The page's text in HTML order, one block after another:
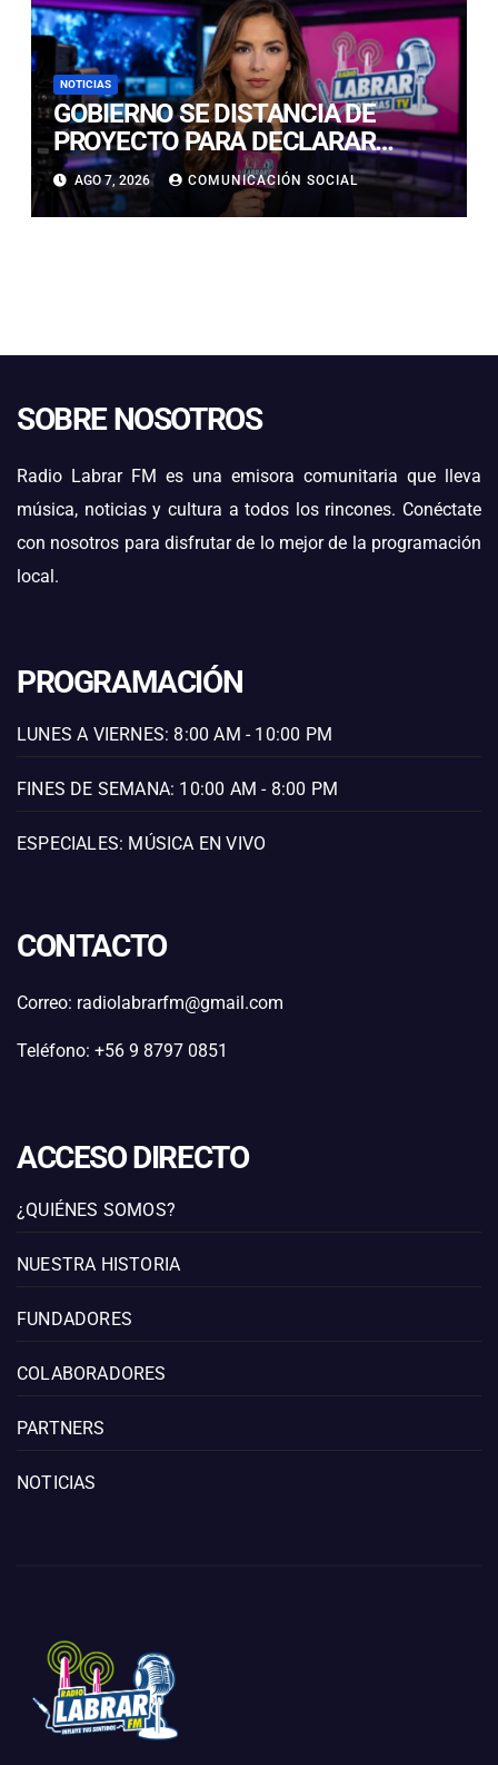
NOTICIAS
GOBIERNO SE DISTANCIA DE
PROYECTO PARA DECLARAR
FERIADO EL 17 DE SEPTIEMBRE:
“NO ES NECESARIO INNOVAR”
AGO 7, 2026 COMUNICACIÓN SOCIAL
SOBRE NOSOTROS
Radio Labrar FM es una emisora comunitaria que lleva
música, noticias y cultura a todos los rincones. Conéctate
con nosotros para disfrutar de lo mejor de la programación
local.
PROGRAMACIÓN
LUNES A VIERNES: 8:00 AM - 10:00 PM
FINES DE SEMANA: 10:00 AM - 8:00 PM
ESPECIALES: MÚSICA EN VIVO
CONTACTO
Correo: radiolabrarfm@gmail.com
Teléfono: +56 9 8797 0851
ACCESO DIRECTO
¿QUIÉNES SOMOS?
NUESTRA HISTORIA
FUNDADORES
COLABORADORES
PARTNERS
NOTICIAS